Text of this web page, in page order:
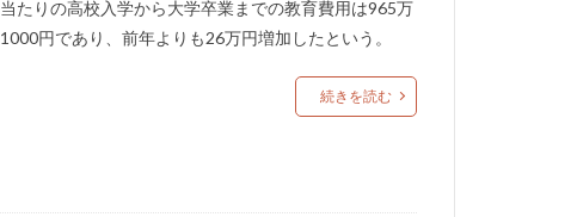
当たりの高校入学から大学卒業までの教育費用は965万
1000円であり、前年よりも26万円増加したという。
続きを読む